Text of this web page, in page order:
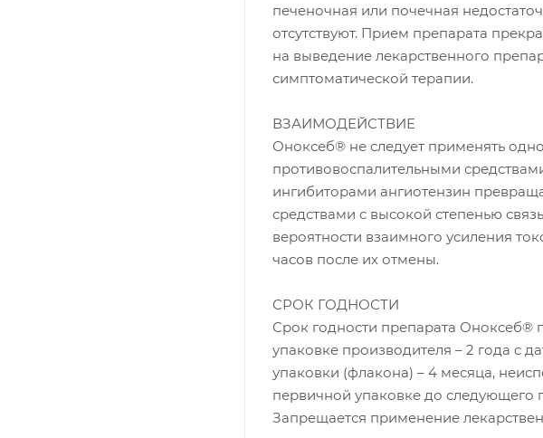
печеночная или почечная
отсутствуют. Прием препарата
на выведение лекарственного
симптоматической терапии.
ВЗАИМОДЕЙСТВИЕ
Оноксеб® не следует применять
противовоспалительными
ингибиторами ангиотензин
средствами с высокой степенью
вероятности взаимного усиления
часов после их отмены.
СРОК ГОДНОСТИ
Срок годности препарата Оноксеб®
упаковке производителя – 2 года с
упаковки (флакона) – 4 месяца,
первичной упаковке до следующего
Запрещается применение